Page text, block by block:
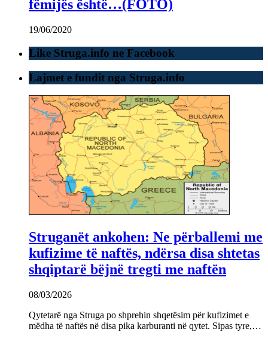
fëmijës është…(FOTO)
19/06/2020
Like Struga.info ne Facebook
Lajmet e fundit nga Struga.info
Struganët ankohen: Ne përballemi me
kufizime të naftës, ndërsa disa shtetas
shqiptarë bëjnë tregti me naftën
08/03/2026
Qytetarë nga Struga po shprehin shqetësim për kufizimet e
mëdha të naftës në disa pika karburanti në qytet. Sipas tyre,…